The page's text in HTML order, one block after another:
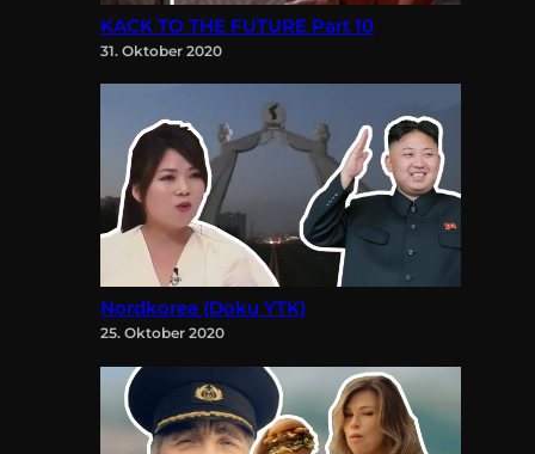
KACK TO THE FUTURE Part 10
31. Oktober 2020
Nordkorea (Doku YTK)
25. Oktober 2020